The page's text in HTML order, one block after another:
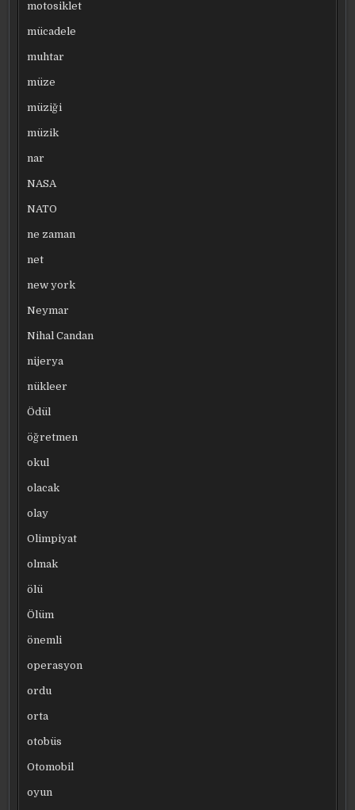
motosiklet
mücadele
muhtar
müze
müziği
müzik
nar
NASA
NATO
ne zaman
net
new york
Neymar
Nihal Candan
nijerya
nükleer
Ödül
öğretmen
okul
olacak
olay
Olimpiyat
olmak
ölü
Ölüm
önemli
operasyon
ordu
orta
otobüs
Otomobil
oyun